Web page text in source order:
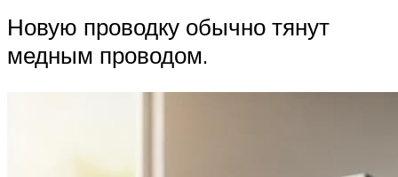
Новую проводку обычно тянут
медным проводом.